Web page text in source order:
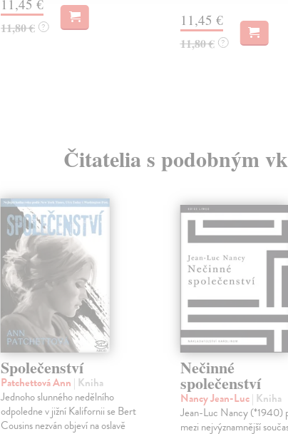
11,45 €
11,80 € ? 11,45 €
11,80 € ?
Čitatelia s podobným
Společenství
Patchettová Ann | Kniha
Jednoho slunného nedělního
odpoledne v jižní Kalifornii se Bert
Cousins nezván objeví na oslavě
Nečinné
společenství
Nancy Jean-Luc| Kniha
Jean-Luc Nancy (*1940)
mezi nejvýznamnější